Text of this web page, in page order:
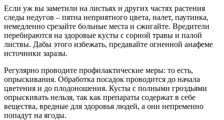
Если уж вы заметили на листьях и других частях растения
следы недугов – пятна неприятного цвета, налет, паутинка,
немедленно срезайте больные места и сжигайте. Вредители
перебираются на здоровые кусты с сорной травы и палой
листвы. Дабы этого избежать, предавайте огненной анафеме
источники заразы.
Регулярно проводите профилактические меры: то есть,
опрыскивания. Обработка посадок проводится до начала
цветения и до плодоношения. Кусты с полными гроздьями
опрыскивать нельзя, так как препараты содержат в себе
вещества, вредные для здоровья людей, а они непременно
попадут на ягоды.